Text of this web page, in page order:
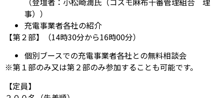
事））
充電事業者各社の紹介
【第２部】（14時30分から16時00分）
個別ブースでの充電事業者各社との無料相談会
※第１部のみ又は第２部のみ参加することも可能です。
【定員】